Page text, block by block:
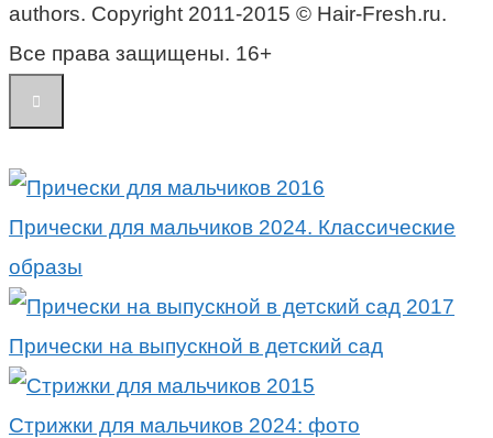
authors. Copyright 2011-2015 © Hair-Fresh.ru.
Все права защищены. 16+
Прически для мальчиков 2024. Классические
образы
Прически на выпускной в детский сад
Стрижки для мальчиков 2024: фото